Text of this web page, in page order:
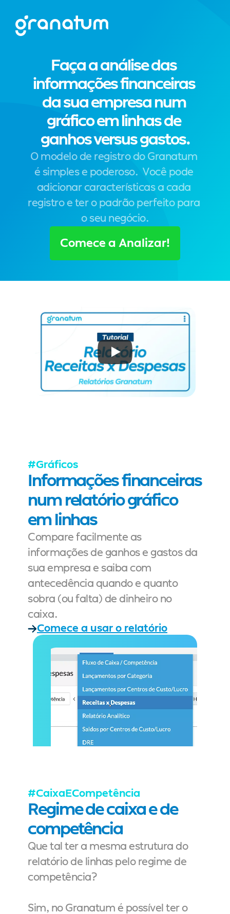
Faça a análise das
informações financeiras
da sua empresa num
gráfico em linhas de
ganhos versus gastos.
O modelo de registro do Granatum
é simples e poderoso.  Você pode
adicionar características a cada
registro e ter o padrão perfeito para
o seu negócio.
Comece a Analizar!
#Gráficos
Informações financeiras
num relatório gráfico
em linhas
Compare facilmente as
informações de ganhos e gastos da
sua empresa e saiba com
antecedência quando e quanto
sobra (ou falta) de dinheiro no
caixa.
Comece a usar o relatório
#CaixaECompetência
Regime de caixa e de
competência
Que tal ter a mesma estrutura do
relatório de linhas pelo regime de
competência?
Sim, no Granatum é possível ter o